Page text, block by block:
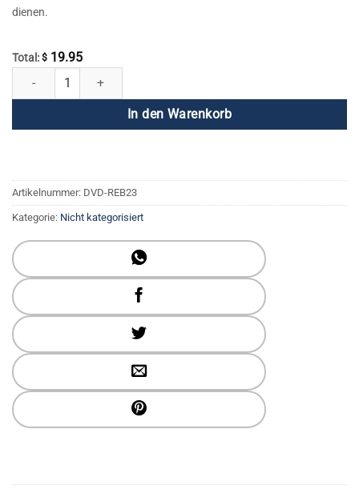
dienen.
Total: $ 19.95
Rebirthing DVD 23 - Die unterbewussten Geschichten klären Menge
In den Warenkorb
Artikelnummer: DVD-REB23
Kategorie: Nicht kategorisiert